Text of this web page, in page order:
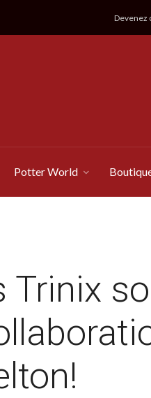
Devenez
Potter World
Trinix